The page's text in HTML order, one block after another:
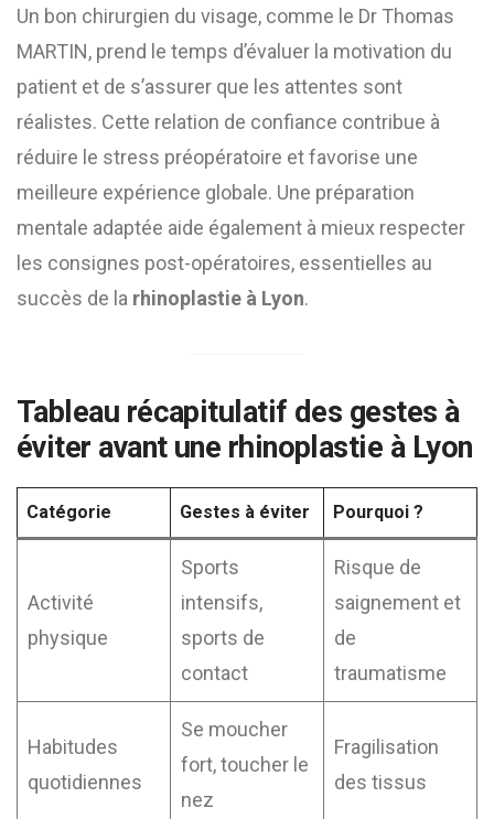
Un bon chirurgien du visage, comme le Dr Thomas
MARTIN, prend le temps d’évaluer la motivation du
patient et de s’assurer que les attentes sont
réalistes. Cette relation de confiance contribue à
réduire le stress préopératoire et favorise une
meilleure expérience globale. Une préparation
mentale adaptée aide également à mieux respecter
les consignes post-opératoires, essentielles au
succès de la rhinoplastie à Lyon.
Tableau récapitulatif des gestes à
éviter avant une rhinoplastie à Lyon
Catégorie Gestes à éviter Pourquoi ?
Activité
physique
Sports
intensifs,
sports de
contact
Risque de
saignement et
de
traumatisme
Habitudes
quotidiennes
Se moucher
fort, toucher le
nez
Fragilisation
des tissus